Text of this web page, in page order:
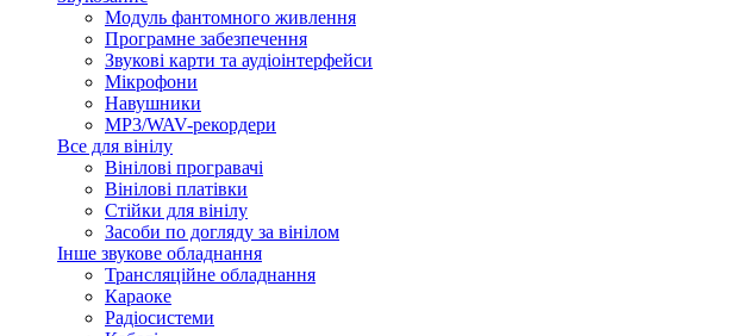
Модуль фантомного живлення
Програмне забезпечення
Звукові карти та аудіоінтерфейси
Мікрофони
Навушники
MP3/WAV-рекордери
Все для вінілу
Вінілові програвачі
Вінілові платівки
Стійки для вінілу
Засоби по догляду за вінілом
Інше звукове обладнання
Трансляційне обладнання
Караоке
Радіосистеми